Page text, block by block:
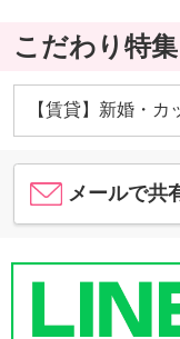
こだわり特集
【賃貸】新婚・
メールで共